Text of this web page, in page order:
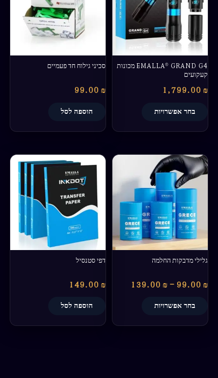
EMALLA® GRAND G4 מכונות
קעקועים
1,799.00 ₪
בחר אפשרויות
סוגים.
ניתן
לבחור
את
בעמוד
סכיני גילוח חד פעמיים
99.00 ₪
הוספה לסל
גלילי מדבקות החלמה
99.00 ₪
–
139.00 ₪
טווח
בחר אפשרויות
יש
מספר
סוגים.
ניתן
לבחור
את
האפשרויות
דפי סטנסיל
149.00 ₪
הוספה לסל